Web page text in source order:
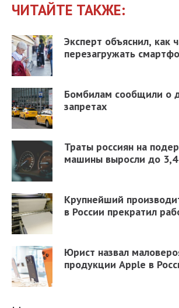
ЧИТАЙТЕ ТАКЖЕ:
Эксперт объяснил, как
перезагружать
Бомбилам сообщили о
запретах
Траты россиян на
машины выросли до 3,4
Крупнейший
в России прекратил
Юрист назвал
продукции Apple в